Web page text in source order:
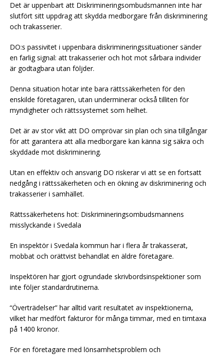
Det är uppenbart att Diskrimineringsombudsmannen inte har
slutfört sitt uppdrag att skydda medborgare från diskriminering
och trakasserier.
DO:s passivitet i uppenbara diskrimineringssituationer sänder
en farlig signal: att trakasserier och hot mot sårbara individer
är godtagbara utan följder.
Denna situation hotar inte bara rättssäkerheten för den
enskilde företagaren, utan underminerar också tilliten för
myndigheter och rättssystemet som helhet.
Det är av stor vikt att DO omprövar sin plan och sina tillgångar
för att garantera att alla medborgare kan känna sig säkra och
skyddade mot diskriminering.
Utan en effektiv och ansvarig DO riskerar vi att se en fortsatt
nedgång i rättssäkerheten och en ökning av diskriminering och
trakasserier i samhället.
Rättssäkerhetens hot: Diskrimineringsombudsmannens
misslyckande i Svedala
En inspektör i Svedala kommun har i flera år trakasserat,
mobbat och orättvist behandlat en äldre företagare.
Inspektören har gjort ogrundade skrivbordsinspektioner som
inte följer standardrutinerna.
“Överträdelser” har alltid varit resultatet av inspektionerna,
vilket har medfört fakturor för många timmar, med en timtaxa
på 1400 kronor.
För en företagare med lönsamhetsproblem och